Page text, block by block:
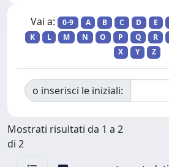
Vai a: 0-9 A B C D E
K
L M N O P Q R
X
Y Z
o inserisci le iniziali:
Mostrati risultati da 1 a 2
di 2